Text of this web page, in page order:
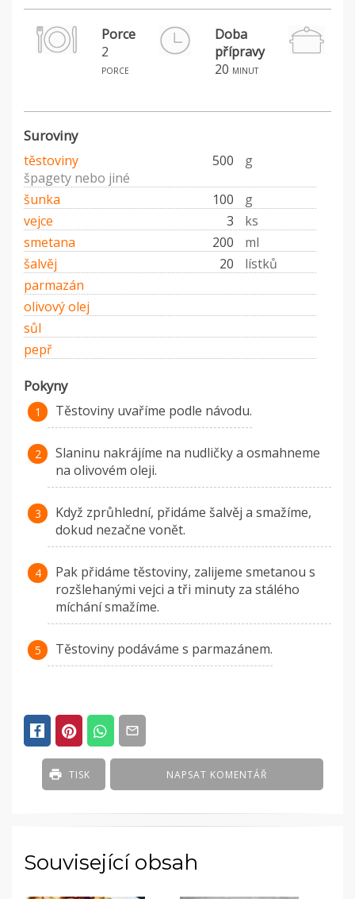
Porce
2
porce
Doba
přípravy
20 minut
Suroviny
těstoviny 500
g
špagety nebo jiné
šunka
100
g
vejce
3
ks
smetana
200
ml
šalvěj
20
lístků
parmazán
olivový olej
sůl
pepř
Pokyny
Těstoviny uvaříme podle návodu.
Slaninu nakrájíme na nudličky a osmahneme
na olivovém oleji.
Když zprůhlední, přidáme šalvěj a smažíme,
dokud nezačne vonět.
Pak přidáme těstoviny, zalijeme smetanou s
rozšlehanými vejci a tři minuty za stálého
míchání smažíme.
Těstoviny podáváme s parmazánem.
NAPSAT KOMENTÁŘ
TISK
Související obsah